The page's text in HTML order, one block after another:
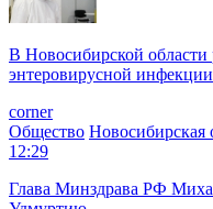
В Новосибирской области
энтеровирусной инфекции
corner
Общество Новосибирская
12:29
Глава Минздрава РФ